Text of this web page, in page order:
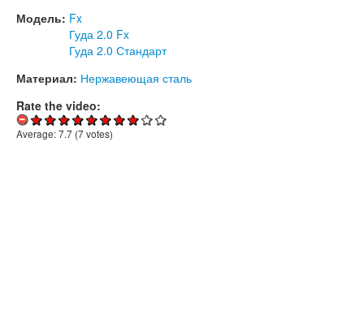
Модель: Fx
Гуда 2.0 Fx
Гуда 2.0 Стандарт
Материал: Нержавеющая сталь
Rate the video:
Average:7.7 (7votes)